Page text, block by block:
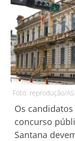
Foto: reprodução/
Os
concurso
Santana